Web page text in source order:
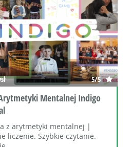
5/5
Mentalnej Indigo
mentalnej |
Szybkie czytanie.